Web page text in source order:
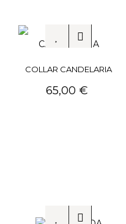
COLLAR CANDELARIA
Precio
65,00 €